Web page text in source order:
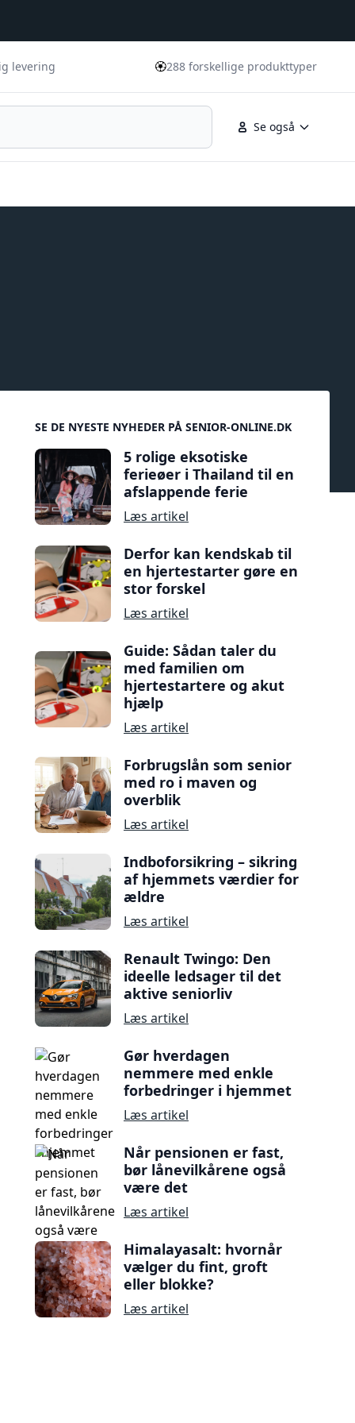
levering 🏵️288 forskellige produkttyper
Se også
Sidebar
SE DE NYESTE NYHEDER PÅ SENIOR-ONLINE.DK
5 rolige eksotiske
ferieøer i Thailand til en
afslappende ferie
Læs artikel
Derfor kan kendskab til
en hjertestarter gøre en
stor forskel
Læs artikel
Guide: Sådan taler du
med familien om
hjertestartere og akut
hjælp
Læs artikel
Forbrugslån som senior
med ro i maven og
overblik
Læs artikel
Indboforsikring – sikring
af hjemmets værdier for
ældre
Læs artikel
Renault Twingo: Den
ideelle ledsager til det
aktive seniorliv
Læs artikel
Gør hverdagen
nemmere med enkle
forbedringer i hjemmet
Læs artikel
Når pensionen er fast,
bør lånevilkårene også
være det
Læs artikel
Himalayasalt: hvornår
vælger du fint, groft
eller blokke?
Læs artikel